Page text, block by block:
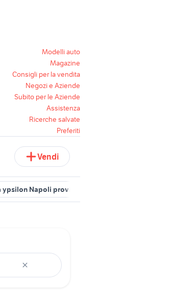
Modelli auto
Magazine
Consigli per la vendita
Negozi e Aziende
Subito per le Aziende
Assistenza
Ricerche salvate
Preferiti
Vendi
ypsilon Napoli provincia